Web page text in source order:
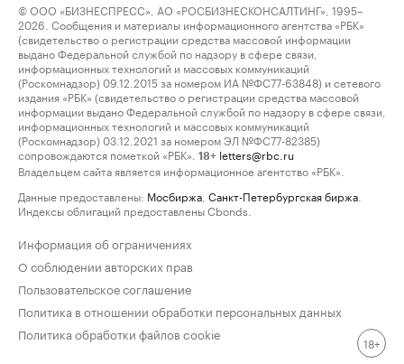
© ООО «БИЗНЕСПРЕСС», АО «РОСБИЗНЕСКОНСАЛТИНГ», 1995–
2026. Сообщения и материалы информационного агентства «РБК»
(свидетельство о регистрации средства массовой информации
выдано Федеральной службой по надзору в сфере связи,
информационных технологий и массовых коммуникаций
(Роскомнадзор) 09.12.2015 за номером ИА №ФС77-63848) и сетевого
издания «РБК» (свидетельство о регистрации средства массовой
информации выдано Федеральной службой по надзору в сфере связи,
информационных технологий и массовых коммуникаций
(Роскомнадзор) 03.12.2021 за номером ЭЛ №ФС77-82385)
сопровождаются пометкой «РБК».
18+ letters@rbc.ru
Владельцем сайта является информационное агентство «РБК».
Данные предоставлены: Мосбиржа Санкт-Петербургская биржа
Индексы облигаций предоставлены Cbonds.
Информация об ограничениях
О соблюдении авторских прав
Пользовательское соглашение
Политика в отношении обработки персональных данных
Политика обработки файлов cookie
18+